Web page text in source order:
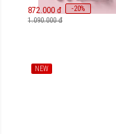
872.000 đ -20%
1.090.000 đ
NEW